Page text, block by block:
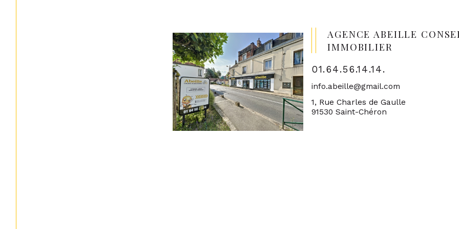
AGENCE ABEILLE
IMMOBILIER
01.64.56.14.14.
info.abeille@gmail.com
1, Rue Charles de Gaulle
91530 Saint-Chéron